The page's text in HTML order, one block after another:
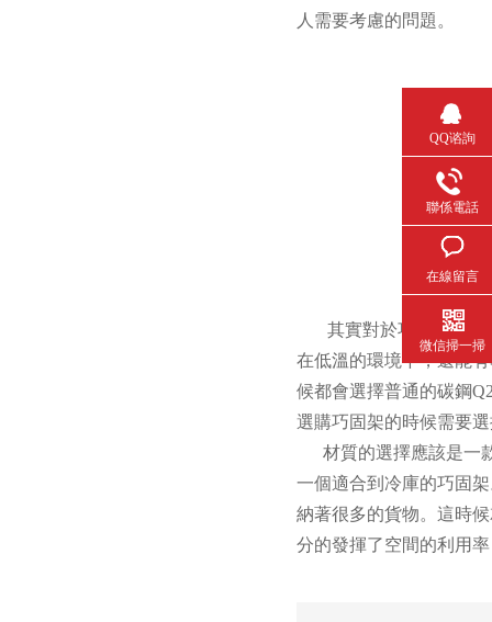
人需要考慮的問題。
其實對於巧固架而說要
在低溫的環境下，還
候都會選擇普通的碳鋼
選購巧固架的時候需要選
材質的選擇應該是一款
一個適合到冷庫的巧固架
納著很多的貨物。這
分的發揮了空間的利用率
QQ谘詢
聯係電話
在線留言
微信掃一掃